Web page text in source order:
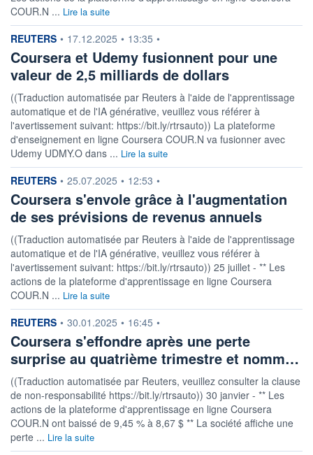
COUR.N ... Lire la suite
information fournie par
REUTERS • 17.12.2025 • 13:35 •
Coursera et Udemy fusionnent pour une
valeur de 2,5 milliards de dollars
((Traduction automatisée par Reuters à l'aide de l'apprentissage
automatique et de l'IA générative, veuillez vous référer à
l'avertissement suivant: https://bit.ly/rtrsauto)) La plateforme
d'enseignement en ligne Coursera COUR.N va fusionner avec
Udemy UDMY.O dans ... Lire la suite
information fournie par
REUTERS • 25.07.2025 • 12:53 •
Coursera s'envole grâce à l'augmentation
de ses prévisions de revenus annuels
((Traduction automatisée par Reuters à l'aide de l'apprentissage
automatique et de l'IA générative, veuillez vous référer à
l'avertissement suivant: https://bit.ly/rtrsauto)) 25 juillet - ** Les
actions de la plateforme d'apprentissage en ligne Coursera
COUR.N ... Lire la suite
information fournie par
REUTERS • 30.01.2025 • 16:45 •
Coursera s'effondre après une perte
surprise au quatrième trimestre et nomm…
((Traduction automatisée par Reuters, veuillez consulter la clause
de non-responsabilité https://bit.ly/rtrsauto)) 30 janvier - ** Les
actions de la plateforme d'apprentissage en ligne Coursera
COUR.N ont baissé de 9,45 % à 8,67 $ ** La société affiche une
perte ... Lire la suite